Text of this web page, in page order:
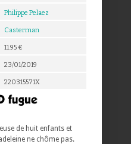
Philippe Pelaez
Casterman
11.95 €
23/01/2019
220315571X
de huit enfants et
ne chôme pas.